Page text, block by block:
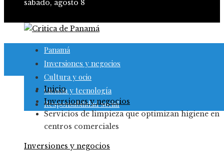
sábado, agosto 8
Panamá
Inversiones y negocios
Cultura y ocio
Ciencia y tecnología
Responsabilidad social
Inicio
Inversiones y negocios
Servicios de limpieza que optimizan higiene en
centros comerciales
Inversiones y negocios